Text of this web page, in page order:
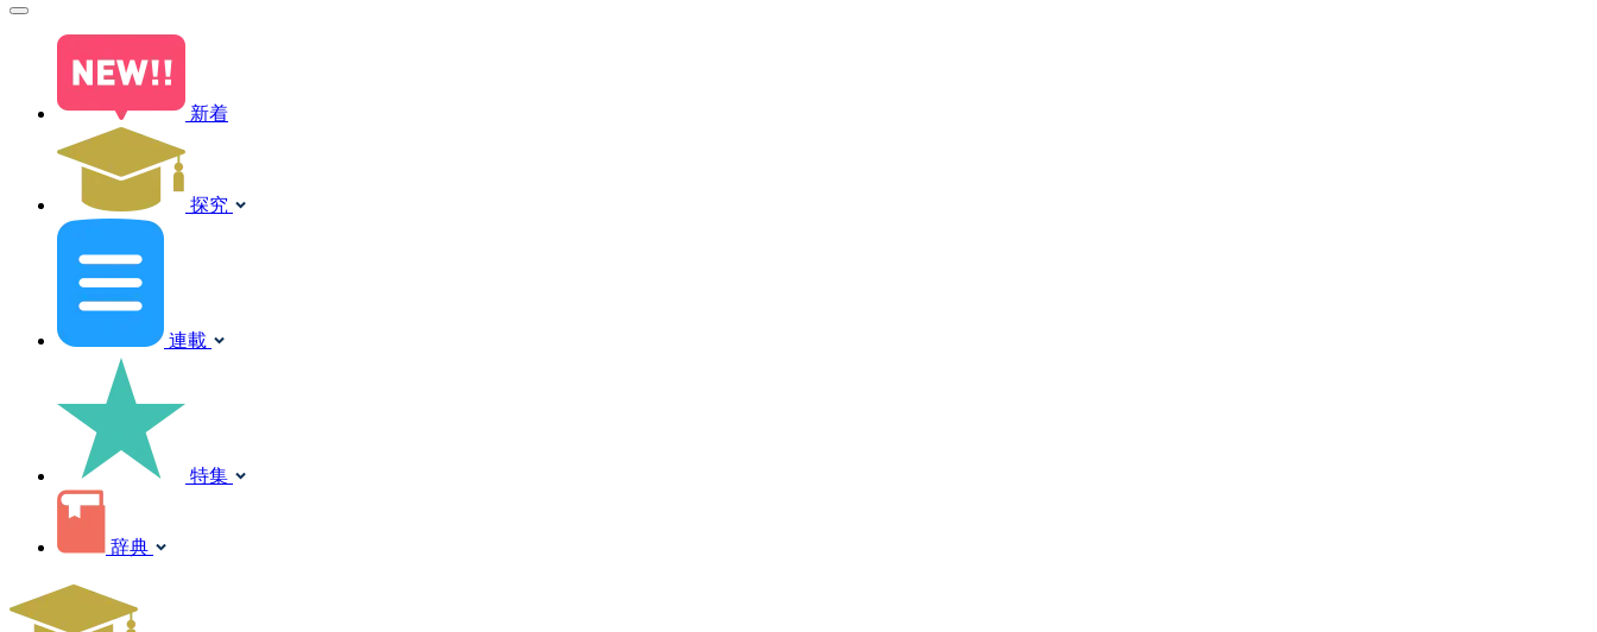
新着
探究
連載
特集
辞典